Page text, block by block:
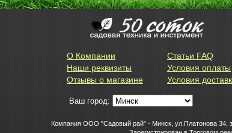
О Компании
Наши реквизиты
Отзывы о магазине
Статьи FAQ
Условия оплаты
Условия
Ваш город:
Компания ООО "Садовый рай" - Минск, ул.Платонова 34,